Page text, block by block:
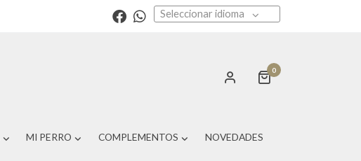
Seleccionar idioma
0
MI PERRO COMPLEMENTOS NOVEDADES